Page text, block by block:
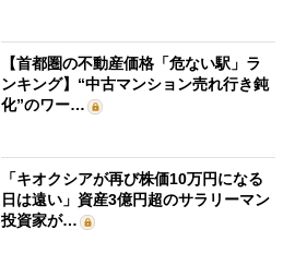
【首都圏の不動産価格「危ない駅」ラ
ンキング】“中古マンション売れ行き鈍
化”のワー…
「キオクシアが再び株価10万円になる
日は遠い」資産3億円超のサラリーマン
投資家が…